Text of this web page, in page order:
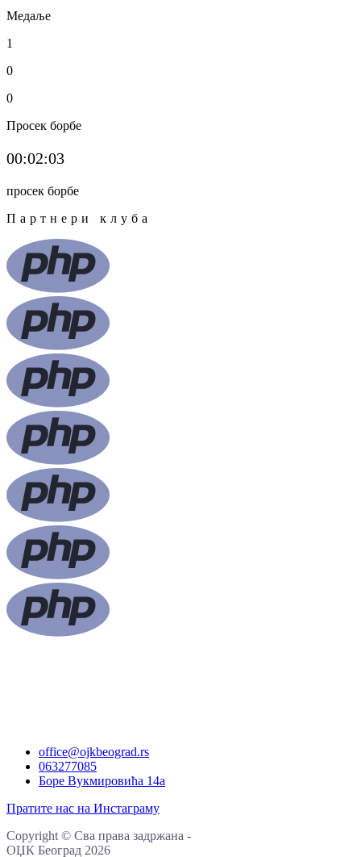
Медаље
1
0
0
Просек борбе
00:02:03
просек борбе
Партнери клуба
office@ojkbeograd.rs
063277085
Боре Вукмировића 14а
Пратите нас на Инстаграму
Copyright © Сва права задржана -
ОЏК Београд 2026